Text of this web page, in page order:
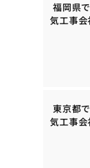
福岡県
気工事
東京都
気工事